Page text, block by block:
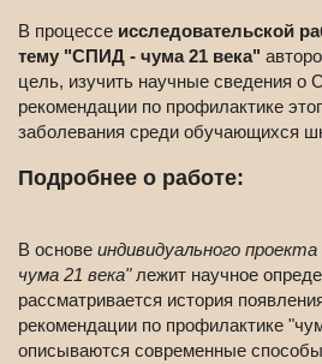
В процессе исследовательской
тему "СПИД - чума 21 века"
цель, изучить научные сведения о
рекомендации по профилактике
заболевания среди обучающихся
Подробнее о работе:
В основе индивидуального
чума 21 века"лежит научное
рассматривается история
рекомендации по профилактике
описываются современные способы